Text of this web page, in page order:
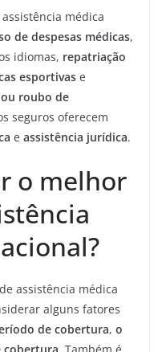
médica
de despesas médicas,
idiomas, repatriação
esportivas e
roubo de
seguros oferecem
e assistência jurídica.
o melhor
assistência médica
alguns fatores
de cobertura, o